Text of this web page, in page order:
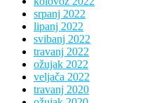
srpanj 2022
lipanj 2022
svibanj 2022
travanj 2022
ožujak 2022
veljača 2022
travanj 2020